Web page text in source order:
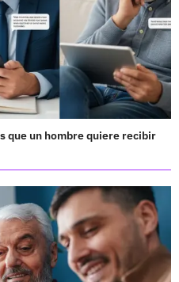
que un hombre quiere recibir